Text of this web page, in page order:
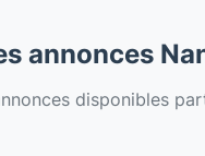
annonces
disponibles